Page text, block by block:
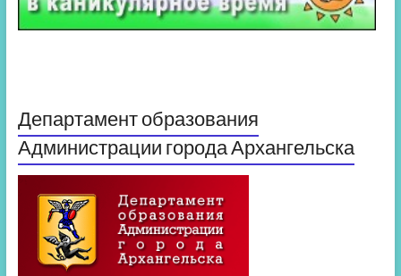
Департамент образования
Администрации города Архангельска